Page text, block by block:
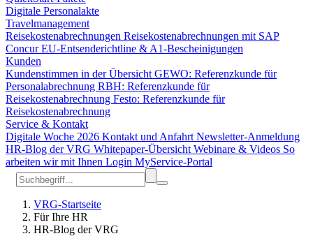
Digitale Personalakte
Travelmanagement
Reisekostenabrechnungen Reisekostenabrechnungen mit SAP
ConcurEU-Entsenderichtline & A1-Bescheinigungen
Kunden
Kundenstimmen in der Übersicht GEWO: Referenzkunde für
Personalabrechnung RBH: Referenzkunde für
Reisekostenabrechnung Festo: Referenzkunde für
Reisekostenabrechnung
Service & Kontakt
Digitale Woche 2026 Kontakt und Anfahrt Newsletter-Anmeldung
HR-Blog der VRG Whitepaper-Übersicht Webinare & Videos So
arbeiten wir mit Ihnen Login MyService-Portal
VRG-Startseite
Für Ihre HR
HR-Blog der VRG